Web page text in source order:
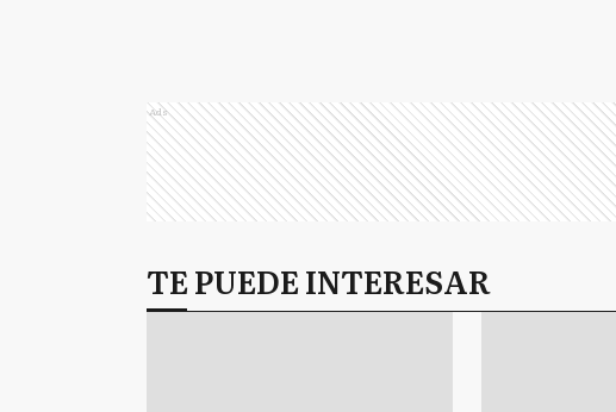
Ads
TE PUEDE INTERESAR